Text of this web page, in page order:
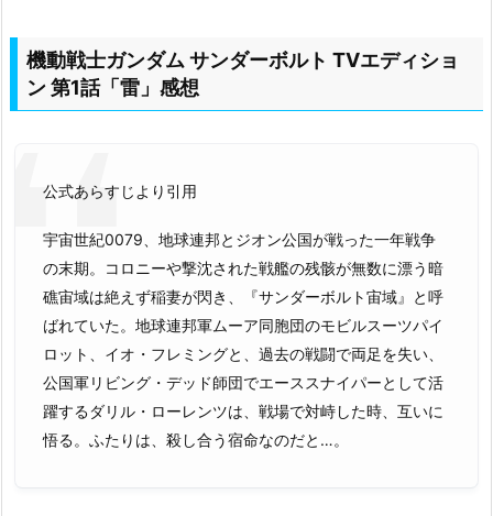
機動戦士ガンダム サンダーボルト TVエディショ
ン 第1話「雷」感想
公式あらすじより引用
宇宙世紀0079、地球連邦とジオン公国が戦った一年戦争
の末期。コロニーや撃沈された戦艦の残骸が無数に漂う暗
礁宙域は絶えず稲妻が閃き、『サンダーボルト宙域』と呼
ばれていた。地球連邦軍ムーア同胞団のモビルスーツパイ
ロット、イオ・フレミングと、過去の戦闘で両足を失い、
公国軍リビング・デッド師団でエーススナイパーとして活
躍するダリル・ローレンツは、戦場で対峙した時、互いに
悟る。ふたりは、殺し合う宿命なのだと…。